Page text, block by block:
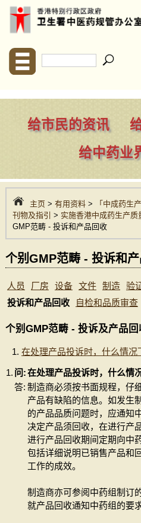
给市民的资讯
给中药业
主页> 有用资料> 「中成药生
刊物及指引
> 实施香港中成药生产
GMP范畴 - 投诉和产品回收
个别GMP范畴 - 投诉和
人员 厂房 设备 文件 制造 验
投诉和产品回收
自检和品质审查
个别GMP范畴 - 投诉及产品回
在处理产品投诉时，什么情况
1. 问:在处理产品投诉时，什么情
答: 制造商必须按书面规程，仔
产品有缺陷的信息。如发生
的产品品质问题时，应通知
决定产品须回收，在进行产
进行产品回收期间定期向中
包括详细说明已销售产品和
工作的成效。
制造商亦可参阅中药组制订
就产品回收通知中药组的要求